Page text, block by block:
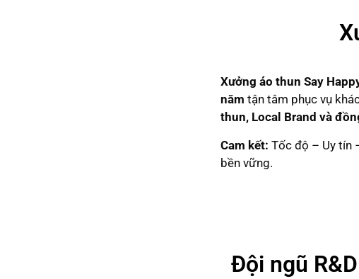
Xưởng áo thun Say
năm tận tâm phục vụ
thun, Local Brand và
Cam kết: Tốc độ – Uy tín
bền vững.
Đội ngũ